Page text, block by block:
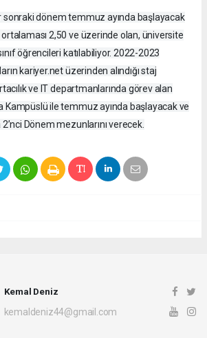
sonraki dönem temmuz ayında başlayacak
2,50 ve üzerinde olan, üniversite
öğrencileri katılabiliyor. 2022-2023
kariyer.net üzerinden alındığı staj
ve IT departmanlarında görev alan
Kampüslü ile temmuz ayında başlayacak ve
Dönem mezunlarını verecek.
Kemal Deniz
kemaldeniz44@gmail.com